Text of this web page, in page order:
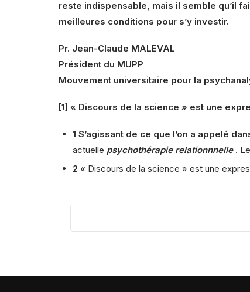
reste indispensable, mais il semble qu’il
meilleures conditions pour s’y investir.
Pr. Jean-Claude MALEVAL
Président du MUPP
Mouvement universitaire pour la
[1] « Discours de la science » est une
1 S’agissant de ce que l’on a appelé
actuelle psychothérapie relationnnelle .
2 « Discours de la science » est une